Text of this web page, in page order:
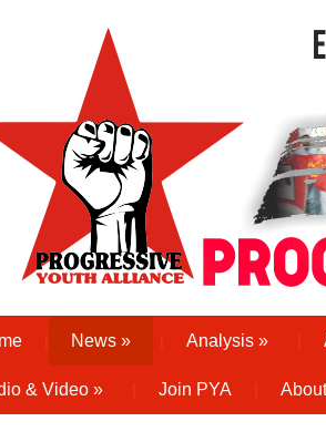
News » Analysis »
& Video » Join PYA About